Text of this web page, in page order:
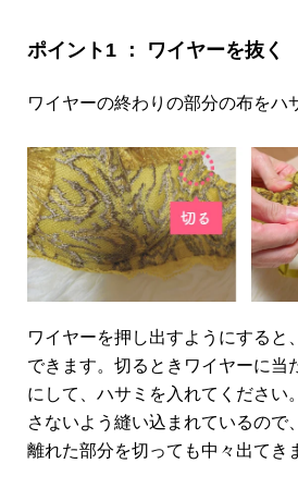
ポイント1 ： ワイヤーを抜く
ワイヤーの終わりの部分の布をハ
ワイヤーを押し出すようにすると
できます。切るときワイヤーに当
にして、ハサミを入れてください
さないよう縫い込まれているので
離れた部分を切っても中々出てき